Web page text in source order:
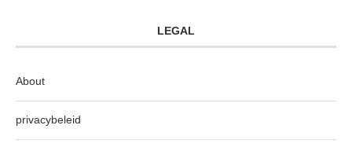
LEGAL
About
privacybeleid